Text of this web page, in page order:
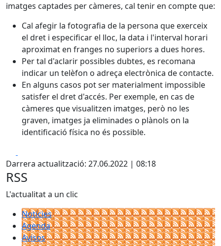
imatges captades per càmeres, cal tenir en compte que:
Cal afegir la fotografia de la persona que exerceix
el dret i especificar el lloc, la data i l'interval horari
aproximat en franges no superiors a dues hores.
Per tal d'aclarir possibles dubtes, es recomana
indicar un telèfon o adreça electrònica de contacte.
En alguns casos pot ser materialment impossible
satisfer el dret d'accés. Per exemple, en cas de
càmeres que visualitzen imatges, però no les
graven, imatges ja eliminades o plànols on la
identificació física no és possible.
Darrera actualització: 27.06.2022 | 08:18
RSS
L'actualitat a un clic
Notícies
Agenda
Avisos